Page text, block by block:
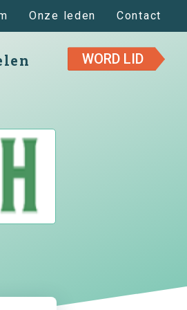
Onze leden Contact
WORD LID